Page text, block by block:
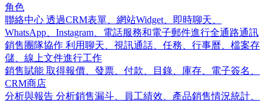
角色
聯絡中心 透過CRM表單、網站Widget、即時聊天、
WhatsApp、Instagram、電話服務和電子郵件進行全通路通訊
銷售團隊協作 利用聊天、視訊通話、任務、行事曆、檔案存
儲、線上文件進行工作
銷售賦能 取得報價、發票、付款、目錄、庫存、電子簽名、
CRM商店
分析與報告 分析銷售漏斗、員工績效、產品銷售情況統計、